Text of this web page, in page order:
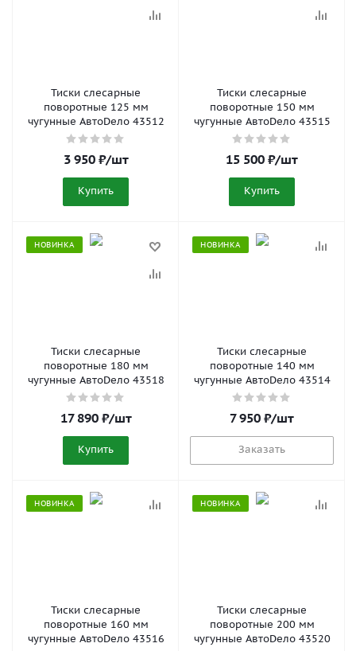
Тиски слесарные
поворотные 125 мм
чугунные АвтоDело 43512
3 950₽/шт
Купить
Тиски слесарные
поворотные 150 мм
чугунные АвтоDело 43515
15 500 ₽/шт
Купить
НОВИНКА
Тиски слесарные
поворотные 180 мм
чугунные АвтоDело 43518
17 890₽/шт
Купить
НОВИНКА
Тиски слесарные
поворотные 140 мм
чугунные АвтоDело 43514
7 950 ₽/шт
Заказать
НОВИНКА
Тиски слесарные
поворотные 160 мм
чугунные АвтоDело 43516
НОВИНКА
Тиски слесарные
поворотные 200 мм
чугунные АвтоDело 43520